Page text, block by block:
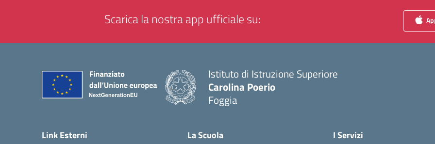
Scarica la nostra app ufficiale su:
Istituto di Istruzione Superiore
Carolina Poerio
Foggia
Link Esterni La Scuola I Servizi